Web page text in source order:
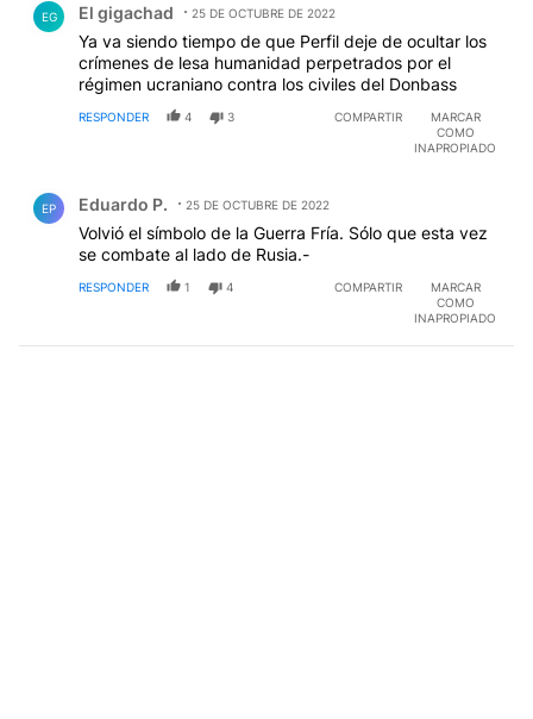
EG El gigachad 25 DE OCTUBRE DE 2022
Ya va siendo tiempo de que Perfil deje de ocultar los
crímenes de lesa humanidad perpetrados por el
régimen ucraniano contra los civiles del Donbass
RESPONDER 4 3 COMPARTIR
MARCAR
COMO
INAPROPIADO
EP Eduardo P. 25 DE OCTUBRE DE 2022
Volvió el símbolo de la Guerra Fría. Sólo que esta vez
se combate al lado de Rusia.-
RESPONDER 1 4 COMPARTIR
MARCAR
COMO
INAPROPIADO